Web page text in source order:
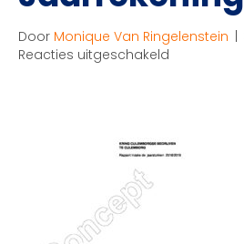
Door Monique Van Ringelenstein |
Reacties uitgeschakeld